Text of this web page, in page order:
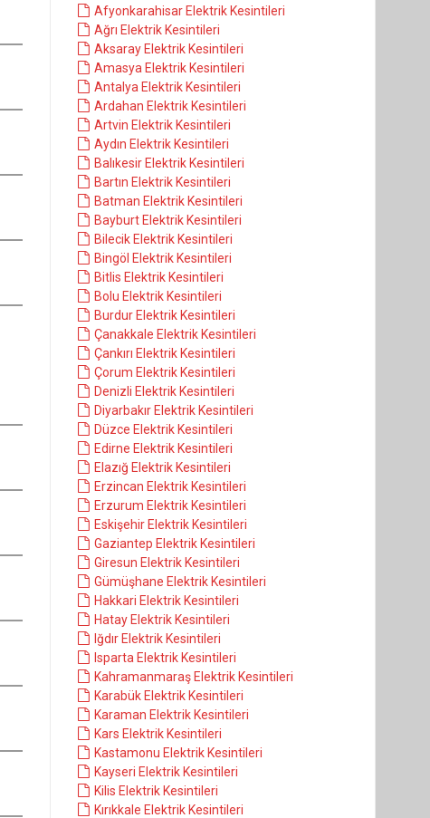
Afyonkarahisar Elektrik Kesintileri
Ağrı Elektrik Kesintileri
Aksaray Elektrik Kesintileri
Amasya Elektrik Kesintileri
Antalya Elektrik Kesintileri
Ardahan Elektrik Kesintileri
Artvin Elektrik Kesintileri
Aydın Elektrik Kesintileri
Balıkesir Elektrik Kesintileri
Bartın Elektrik Kesintileri
Batman Elektrik Kesintileri
Bayburt Elektrik Kesintileri
Bilecik Elektrik Kesintileri
Bingöl Elektrik Kesintileri
Bitlis Elektrik Kesintileri
Bolu Elektrik Kesintileri
Burdur Elektrik Kesintileri
Çanakkale Elektrik Kesintileri
Çankırı Elektrik Kesintileri
Çorum Elektrik Kesintileri
Denizli Elektrik Kesintileri
Diyarbakır Elektrik Kesintileri
Düzce Elektrik Kesintileri
Edirne Elektrik Kesintileri
Elazığ Elektrik Kesintileri
Erzincan Elektrik Kesintileri
Erzurum Elektrik Kesintileri
Eskişehir Elektrik Kesintileri
Gaziantep Elektrik Kesintileri
Giresun Elektrik Kesintileri
Gümüşhane Elektrik Kesintileri
Hakkari Elektrik Kesintileri
Hatay Elektrik Kesintileri
Iğdır Elektrik Kesintileri
Isparta Elektrik Kesintileri
Kahramanmaraş Elektrik Kesintileri
Karabük Elektrik Kesintileri
Karaman Elektrik Kesintileri
Kars Elektrik Kesintileri
Kastamonu Elektrik Kesintileri
Kayseri Elektrik Kesintileri
Kilis Elektrik Kesintileri
Kırıkkale Elektrik Kesintileri